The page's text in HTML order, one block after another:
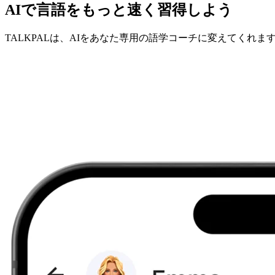
AIで言語をもっと速く習得しよう
TALKPALは、AIをあなた専用の語学コーチに変えてくれま